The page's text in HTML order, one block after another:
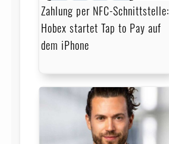
Zahlung per NFC-Schnittstelle:
Hobex startet Tap to Pay auf
dem iPhone